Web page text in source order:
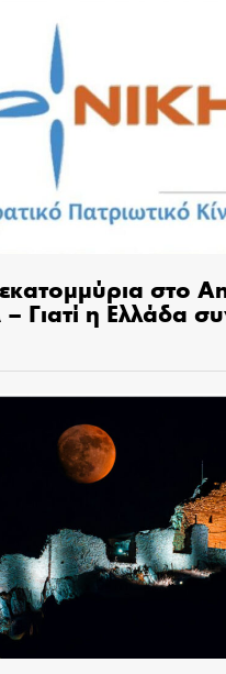
στο
Γιατί η Ελλάδα